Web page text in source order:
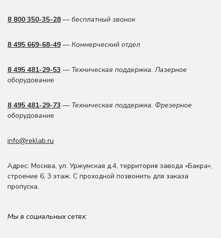
8 800 350-35-28 — бесплатный звонок
8 495 669-68-49 — Коммерческий отдел
8 495 481-29-53 — Техническая поддержка. Лазерное
оборудование
8 495 481-29-73 — Техническая поддержка. Фрезерное
оборудование
info@reklab.ru
Адрес: Москва, ул. Уржумская д.4, территория завода «Бакра»,
строение 6, 3 этаж. С проходной позвонить для заказа
пропуска.
Мы в социальных сетях: